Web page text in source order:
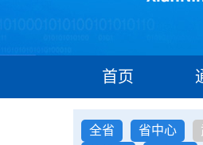
首页
全省
省中心